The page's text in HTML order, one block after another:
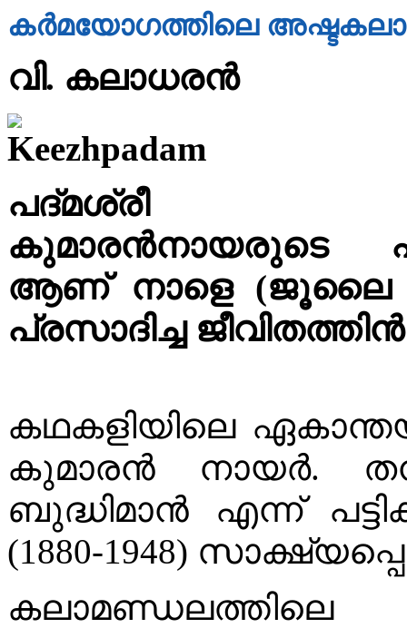
കർമയോഗത്തിലെ
വി. കലാധരൻ
കുമാരൻനായരുടെ
ആണ് നാളെ (ജൂലൈ
പ്രസാദിച്ച
കഥകളിയിലെ
കുമാരൻ നായർ.
ബുദ്ധിമാൻ എന്ന്
(1880-1948)
കലാമണ്ഡലത്തിലെ